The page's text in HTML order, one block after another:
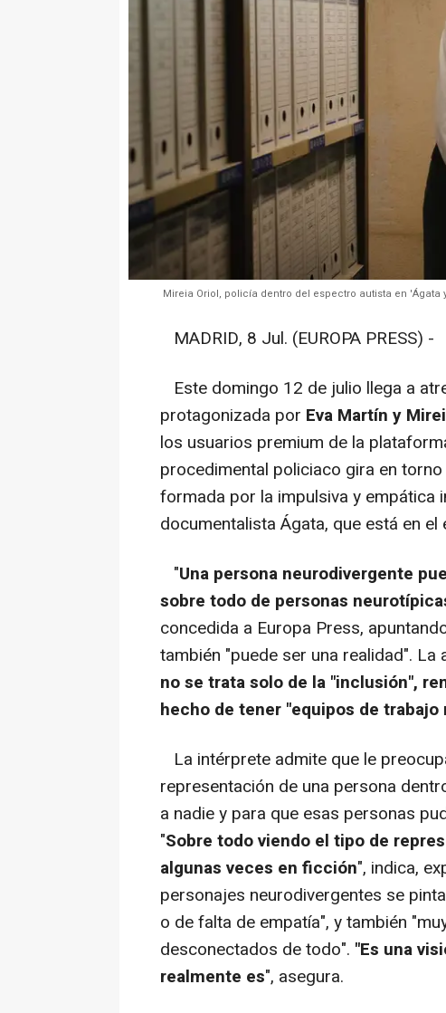
Mireia Oriol, policía dentro del espectro autista en
MADRID, 8 Jul. (EUROPA PRESS) -
Este domingo 12 de julio llega a
protagonizada por Eva Martín y
los usuarios premium de la
procedimental policiaco gira en
formada por la impulsiva y empática
documentalista Ágata, que está en
"Una persona neurodivergente
sobre todo de personas
concedida a Europa Press,
también "puede ser una realidad".
no se trata solo de la "inclusión",
hecho de tener "equipos de trabajo
La intérprete admite que le
representación de una persona
a nadie y para que esas personas
"Sobre todo viendo el tipo de
algunas veces en ficción", indica,
personajes neurodivergentes se
o de falta de empatía", y también
desconectados de todo". "Es una
realmente es", asegura.